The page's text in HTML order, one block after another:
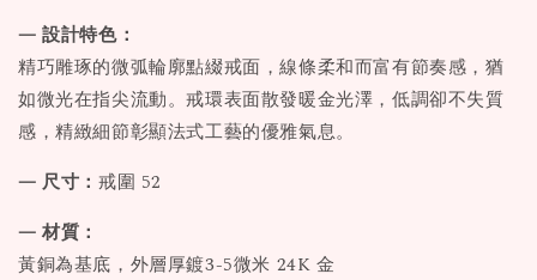
— 設計特色：
精巧雕琢的微弧輪廓點綴戒面，線條柔和而富有節奏感，猶
如微光在指尖流動。戒環表面散發暖金光澤，低調卻不失質
感，精緻細節彰顯法式工藝的優雅氣息。
— 尺寸： 戒圍 52
— 材質：
黃銅為基底，外層厚鍍3-5微米 24K 金